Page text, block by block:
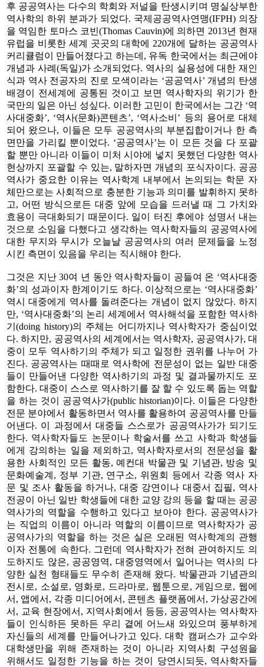
후 공공역사는 다수의 학회와 저널을 탄생시키며 명실상부한
역사학의 하위 분과가 되었다. 국제공공역사연맹(IFPH) 의장
을 역임한 토마스 코빈(Thomas Cauvin)에 의하면 2013년 현재
유럽을 비롯한 세계 곳곳의 대학에 220개에 달하는 공공역사
커리큘럼이 만들어졌다고 하는데, 유독 한국에서는 최근에야
개념과 사례(독일)가 소개되었다. 역사의 실용성에 대한 재인
식과 역사 전공자의 진로 모색이라는 ‘공공역사’ 개념의 탄생
배경이 전세계에 공통된 것이고 보면 역사학자의 위기가 한
국만의 일은 아닌 성싶다. 이러한 고민이 한국에서는 그간 ‘역
사대중화’, ‘역사(문화)콘텐츠’, ‘역사소비’ 등의 용어로 대체
되어 왔으나, 이들은 모두 공공역사의 부분집합이거나 한 측
면만을 가리킬 뿐이었다. ‘공공역사’는 이 모든 것을 다 포괄
할 뿐만 아니라 이들이 미처 시야에 넣지 못했던 다양한 역사
현상까지 포괄할 수 있는, 말하자면 개념의 포식자이다. 공공
역사가 중요한 이유는 역사학계 내부에서 논의되는 학문 자
체만으로는 사회적으로 충분한 기능과 의미를 발휘하지 못하
고, 어떤 방식으로든 대중 앞에 모습을 드러낼 때 그 가치와
효용이 극대화되기 때문이다. 일이 터진 후에야 성명서 내는
것으로 소임을 다했다고 생각하는 역사학자들의 공공역사에
대한 무지와 무시가 오늘날 공공역사의 여러 문제들을 노정
시킨 측면이 있음을 우리는 직시해야 한다.
그것은 지난 30여 년 동안 역사학자들이 공들여 온 ‘역사대중
화’의 성과이자 한계이기도 하다. 이상적으로는 ‘역사대중화’
역시 대중에게 역사를 돌려준다는 개념이 없지 않았다. 하지
만, ‘역사대중화’의 논리 세계에서 역사해석을 포함한 역사하
기(doing history)의 주체는 어디까지나 역사학자가 중심이었
다. 하지만, 공공역사의 세계에서는 역사학자, 공공역사가, 대
중이 모두 역사하기의 주체가 되고 일정한 권위를 나누어 가
진다. 공공역사는 때때로 역사학에 전문성이 없는 일반 대중
들이 만들어낸 다양한 역사하기의 과정 및 결과물까지도 포
함한다. 대중이 스스로 역사하기를 잘 할 수 있도록 돕는 역할
을 하는 것이 공공역사가(public historian)이다. 이들은 다양한
전문 분야에서 활동하면서 역사를 활용하여 공공역사를 만들
어낸다. 이 과정에서 대중들 스스로가 공공역사가가 되기도
한다. 역사학자들도 논문이나 학술서를 쓰고 사학과 학생들
에게 강의하는 일을 제외하고, 역사학자로서의 전문성을 활
용한 사회적인 모든 활동, 예컨대 박물관 및 기념관, 방송 및
문화예술계, 정부 기관, 연구소, 위원회 등에서 각종 역사 자
문 및 조사 활동을 하거나, 대중 강연이나 대중서 집필, 역사
전공이 아닌 일반 학생들에 대한 교양 강의 등을 할 때는 공공
역사가의 역할을 수행하고 있다고 보아야 한다. 공공역사가
는 직업의 이름이 아니라 역할의 이름이므로 역사학자가 공
공역사가의 역할을 하는 것은 실은 오래된 역사학계의 관행
이자 전통에 속한다. 그런데 역사학자가 전혀 관여하지도 의
도하지도 않은, 공공영역, 대중영역에서 일어나는 역사의 다
양한 실천 형태들도 무수히 존재해 왔다. 박물관과 기념관의
전시로, 소설로, 영화로, 드라마로, 웹툰으로, 게임으로, 웹에
서, 앱에서, 각종 미디어에서, 콘텐츠 플랫폼에서, 가상공간에
서, 교육 현장에서, 지역사회에서 등등, 공공역사는 역사학자
들이 인식하든 못하든 우리 곁에 어느새 와있으며 풍부하게
자신들의 세계를 만들어나가고 있다. 대학 캠퍼스가 교수와
대학생만을 위해 존재하는 것이 아니라 지역사회 구성원을
위해서도 일정한 기능을 하는 것이 당연시되듯, 역사학자들